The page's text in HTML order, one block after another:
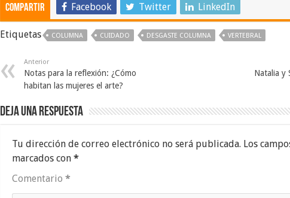
Compartir Facebook Twitter LinkedIn
Etiquetas COLUMNA CUIDADO DESGASTE COLUMNA VERTEBRAL
Anterior
Notas para la reflexión: ¿Cómo
habitan las mujeres el arte?
Natalia y
Deja una respuesta
Tu dirección de correo electrónico no será publicada. Los
marcados con *
Comentario *